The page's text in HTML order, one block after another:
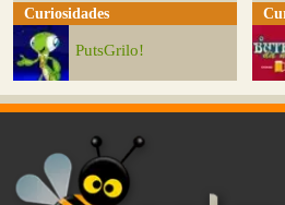
Curiosidades
PutsGrilo!